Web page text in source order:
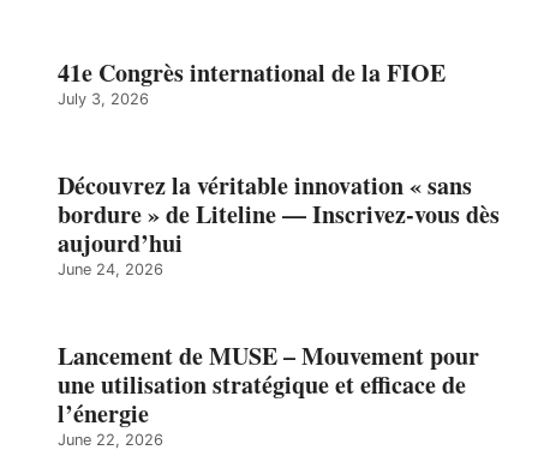
41e Congrès international de la FIOE
July 3, 2026
Découvrez la véritable innovation « sans
bordure » de Liteline — Inscrivez-vous dès
aujourd’hui
June 24, 2026
Lancement de MUSE – Mouvement pour
une utilisation stratégique et efficace de
l’énergie
June 22, 2026